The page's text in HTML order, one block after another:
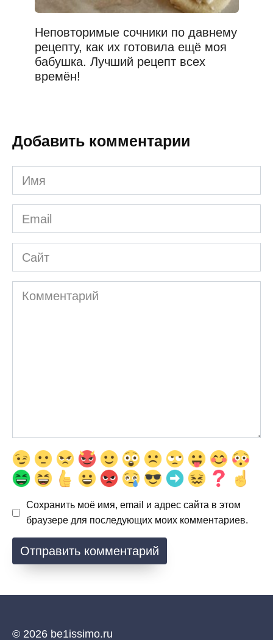
Неповторимые сочники по давнему
рецепту, как их готовила ещё моя
бабушка. Лучший рецепт всех
времён!
Добавить комментарии
Имя
*
Email
*
Сайт
Комментарий
Сохранить моё имя, email и адрес сайта в этом
браузере для последующих моих комментариев.
© 2026 be1issimo.ru